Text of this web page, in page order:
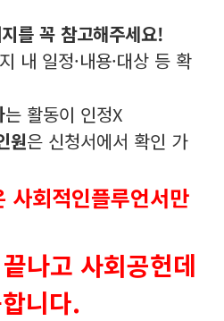
를 꼭 참고해주세요!
내 일정·내용·대상 등 확
는 활동이 인정X
원은 신청서에서 확인 가
회적인플루언서만
나고 사회공헌데
니다.